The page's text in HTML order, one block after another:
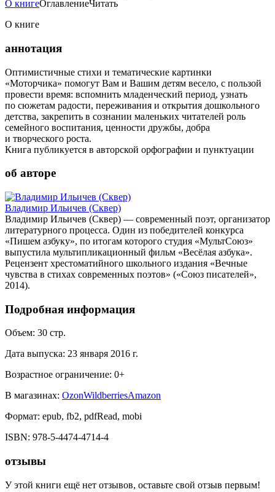
О книгеОглавлениеЧитать
О книге
аннотация
Оптимистичные стихи и тематические картинки
«Моторчика» помогут Вам и Вашим детям весело, с пользой
провести время: вспомнить младенческий период, узнать
по сюжетам радости, переживания и открытия дошкольного
детства, закрепить в сознании маленьких читателей роль
семейного воспитания, ценности дружбы, добра
и творческого роста.
Книга публикуется в авторской орфографии и пунктуации
об авторе
Владимир Ильичев (Сквер)
Владимир Ильичев (Сквер) — современный поэт, организатор
литературного процесса. Один из победителей конкурса
«Пишем азбуку», по итогам которого студия «МультСоюз»
выпустила мультипликационный фильм «Весёлая азбука».
Рецензент хрестоматийного школьного издания «Вечные
чувства в стихах современных поэтов» («Союз писателей»,
2014).
Подробная информация
Объем: 30 стр.
Дата выпуска: 23 января 2016 г.
Возрастное ограничение: 0+
В магазинах: OzonWildberriesAmazon
Формат: epub, fb2, pdfRead, mobi
ISBN: 978-5-4474-4714-4
отзывы
У этой книги ещё нет отзывов, оставьте свой отзыв первым!